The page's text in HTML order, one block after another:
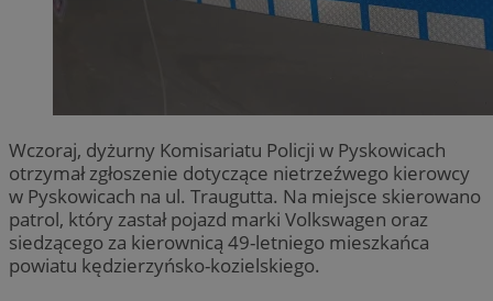
Wczoraj, dyżurny Komisariatu Policji w Pyskowicach
otrzymał zgłoszenie dotyczące nietrzeźwego kierowcy
w Pyskowicach na ul. Traugutta. Na miejsce skierowano
patrol, który zastał pojazd marki Volkswagen oraz
siedzącego za kierownicą 49-letniego mieszkańca
powiatu kędzierzyńsko-kozielskiego.